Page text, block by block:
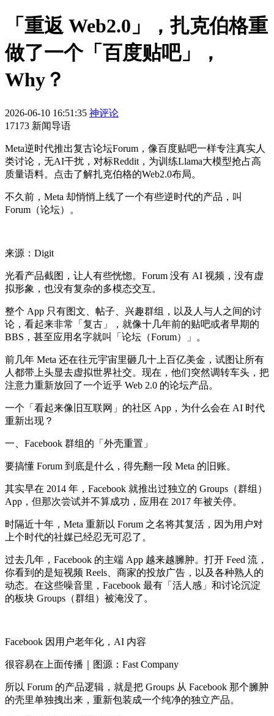
「重返 Web2.0」，扎克伯格重
做了一个「百度贴吧」，
Why？
2026-06-10 16:51:35 神评论
17173 新闻导语
Meta逆时代推出复古论坛Forum，像百度贴吧一样专注真实人
类讨论，无AI干扰，对标Reddit，为训练Llama大模型抢占高
质量语料。点击了解扎克伯格的Web2.0布局。
不久前，Meta 却悄悄上线了一个有些逆时代的产品，叫
Forum（论坛）。
来源：Digit
光看产品截图，让人有些恍惚。Forum 没有 AI 视频，没有虚
拟形象，也没有复杂的多模态交互。
整个 App 只有图文、帖子、兴趣群组，以及人与人之间的讨
论，看起来非常「复古」，就像十几年前的贴吧或者早期的
BBS，甚至应用名字就叫「论坛（Forum）」。
前几年 Meta 还在往元宇宙里砸几十上百亿美金，试图让所有
人都带上头显去虚拟世界社交。现在，他们突然调转车头，把
注意力重新放回了一个近乎 Web 2.0 的论坛产品。
一个「看起来像旧互联网」的社区 App，为什么会在 AI 时代
重新出现？
一、Facebook 群组的「外壳重置」
要搞懂 Forum 到底是什么，得先翻一段 Meta 的旧账。
其实早在 2014 年，Facebook 就推出过独立的 Groups（群组）
App，但那次尝试并不算成功，应用在 2017 年被关停。
时隔近十年，Meta 重新以 Forum 之名将其复活，因为用户对
上个时代的社媒已经忍无可忍了。
过去几年，Facebook 的主端 App 越来越臃肿。打开 Feed 流，
你看到的是短视频 Reels、商家的投放广告，以及各种熟人的
动态。在这些噪音里，Facebook 最有「活人感」和讨论沉淀
的板块 Groups（群组）被淹没了。
Facebook 因用户老年化，AI 内容
很容易在上面传播｜图源：Fast Company
所以 Forum 的产品逻辑，就是把 Groups 从 Facebook 那个臃肿
的壳里单独拽出来，重新包装成一个纯净的独立产品。